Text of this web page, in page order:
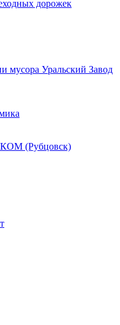
дорожек
мусора Уральский Завод
(Рубцовск)